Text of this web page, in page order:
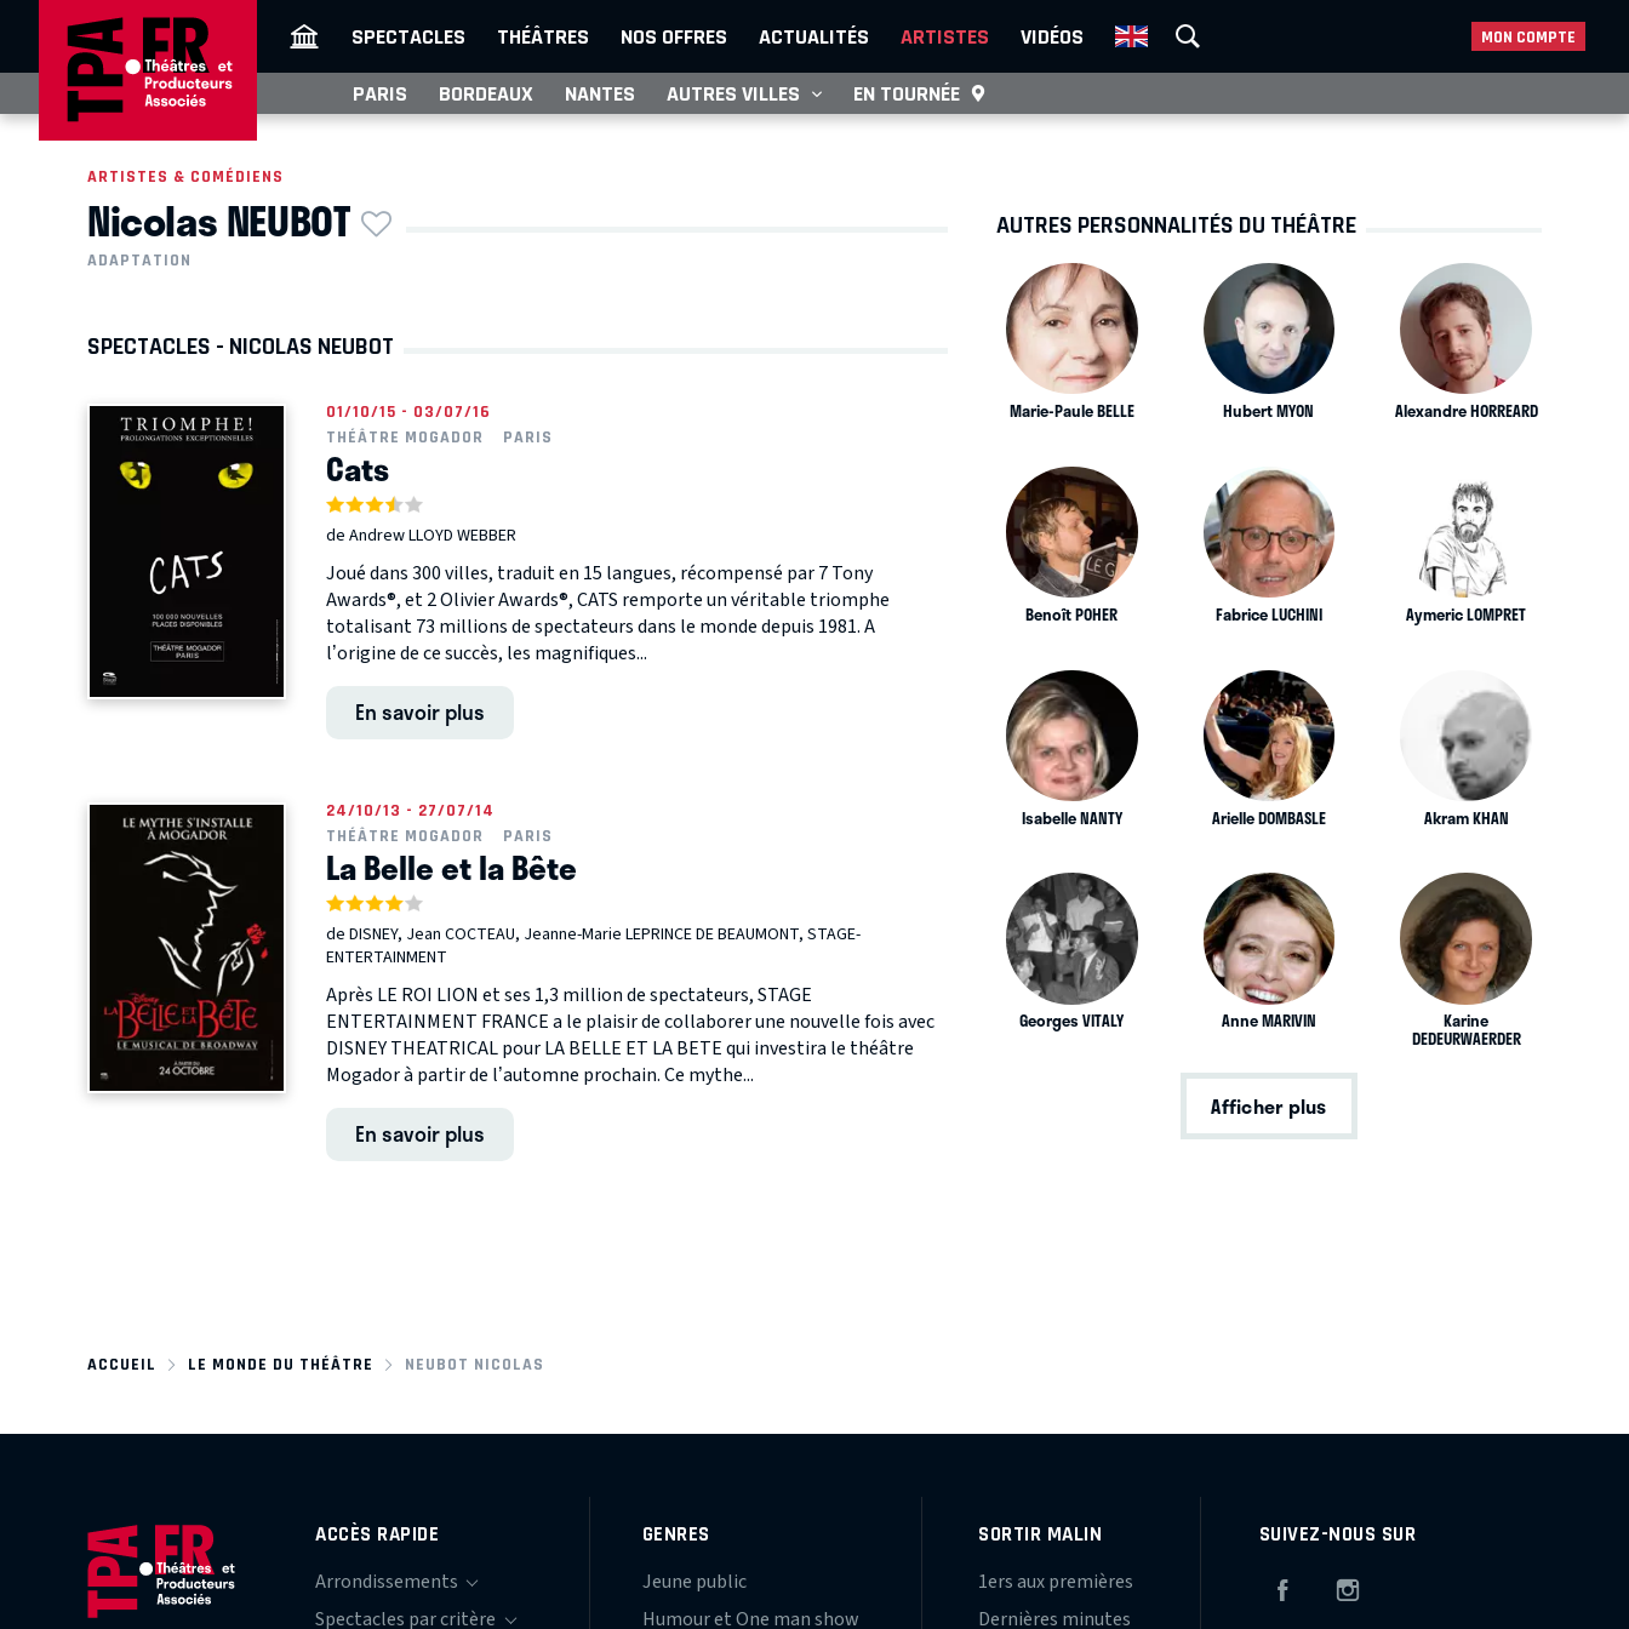
SPECTACLES THÉÂTRES NOS OFFRES ACTUALITÉS ARTISTES VIDÉOS MON COMPTE
PARIS BORDEAUX NANTES AUTRES VILLES EN TOURNÉE
ARTISTES & COMÉDIENS
Nicolas NEUBOT
ADAPTATION
SPECTACLES - NICOLAS NEUBOT
01/10/15 - 03/07/16
THÉÂTRE MOGADOR
PARIS
Cats
de Andrew LLOYD WEBBER
Joué dans 300 villes, traduit en 15 langues, récompensé par 7 Tony
Awards®, et 2 Olivier Awards®, CATS remporte un véritable triomphe
totalisant 73 millions de spectateurs dans le monde depuis 1981. A
l’origine de ce succès, les magnifiques...
En savoir plus
24/10/13 - 27/07/14
THÉÂTRE MOGADOR
PARIS
La Belle et la Bête
de DISNEY, Jean COCTEAU, Jeanne-Marie LEPRINCE DE BEAUMONT, STAGE-
ENTERTAINMENT
Après LE ROI LION et ses 1,3 million de spectateurs, STAGE
ENTERTAINMENT FRANCE a le plaisir de collaborer une nouvelle fois avec
DISNEY THEATRICAL pour LA BELLE ET LA BETE qui investira le théâtre
Mogador à partir de l’automne prochain. Ce mythe...
En savoir plus
AUTRES PERSONNALITÉS DU THÉÂTRE
Marie-Paule BELLE Hubert MYON Alexandre HORREARD
Benoît POHER Fabrice LUCHINI Aymeric LOMPRET
Isabelle NANTY Arielle DOMBASLE Akram KHAN
Georges VITALY Anne MARIVIN Karine
DEDEURWAERDER
Afficher plus
ACCUEIL LE MONDE DU THÉÂTRE NEUBOT NICOLAS
ACCÈS RAPIDE GENRES
Jeune public
Humour et One man show
SORTIR MALIN
1ers aux premières
Dernières minutes
SUIVEZ-NOUS SUR
Facebook